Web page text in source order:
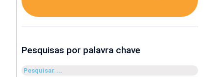
Pesquisas por palavra chave
Pesquisar